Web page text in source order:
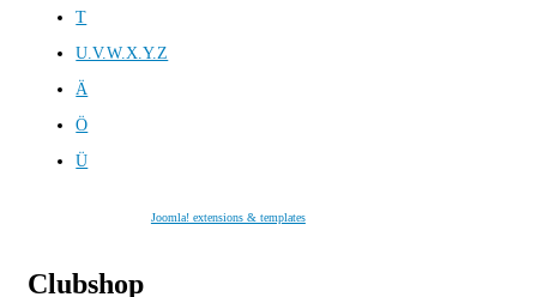
T
U.V.W.X.Y.Z
Ä
Ö
Ü
Joomla! extensions & templates
Clubshop